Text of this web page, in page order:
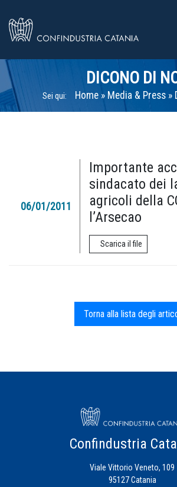
DICONO DI
Sei qui: Home » Media & Press »
06/01/2011
Importante
sindacato dei
agricoli della
l’Arsecao
Scarica il file
Torna alla lista degli
Confindustria
Viale Vittorio Veneto, 109
95127 Catania